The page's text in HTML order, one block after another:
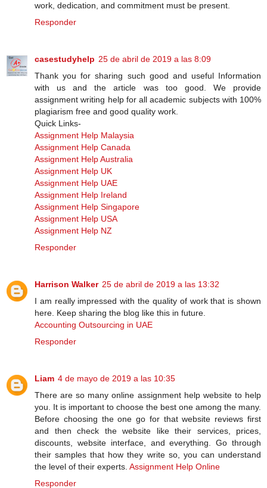
work, dedication, and commitment must be present.
Responder
casestudyhelp 25 de abril de 2019 a las 8:09
Thank you for sharing such good and useful Information
with us and the article was too good. We provide
assignment writing help for all academic subjects with 100%
plagiarism free and good quality work.
Quick Links-
Assignment Help Malaysia
Assignment Help Canada
Assignment Help Australia
Assignment Help UK
Assignment Help UAE
Assignment Help Ireland
Assignment Help Singapore
Assignment Help USA
Assignment Help NZ
Responder
Harrison Walker 25 de abril de 2019 a las 13:32
I am really impressed with the quality of work that is shown
here. Keep sharing the blog like this in future.
Accounting Outsourcing in UAE
Responder
Liam 4 de mayo de 2019 a las 10:35
There are so many online assignment help website to help
you. It is important to choose the best one among the many.
Before choosing the one go for that website reviews first
and then check the website like their services, prices,
discounts, website interface, and everything. Go through
their samples that how they write so, you can understand
the level of their experts. Assignment Help Online
Responder